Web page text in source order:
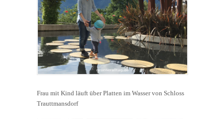
Frau mit Kind läuft über Platten im Wasser von Schloss
Trauttmansdorf